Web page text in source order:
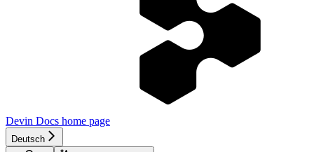
Devin Docs home page
Deutsch